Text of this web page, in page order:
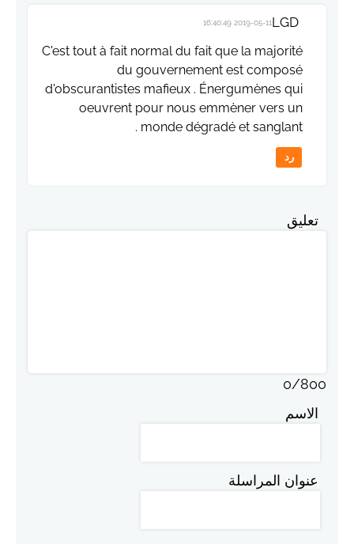
LGD
2019-05-11 16:40:49
C'est tout à fait normal du fait que la majorité
du gouvernement est composé
d'obscurantistes mafieux . Énergumènes qui
oeuvrent pour nous emmèner vers un
monde dégradé et sanglant .
رد
تعليق
0/800
الاسم
عنوان المراسلة